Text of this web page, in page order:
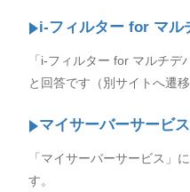
i-フィルター for マル
「i-フィルター for マルチ
と回答です（別サイトへ遷移
マイサーバーサービ
「マイサーバーサービス」
す。